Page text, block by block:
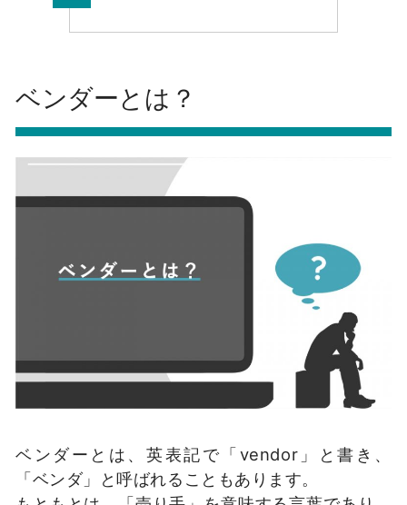
ベンダーとは？
ベンダーとは、英表記で「vendor」と書き、
「ベンダ」と呼ばれることもあります。